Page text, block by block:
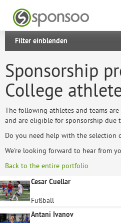
Filter einblenden
Sponsorship
College
The following athletes and teams
and are eligible for sponsorship due
Do you need help with the selection
We're looking forward to hear from
Back to the entire portfolio
Cesar Cuellar
Fußball
Antani Ivanov